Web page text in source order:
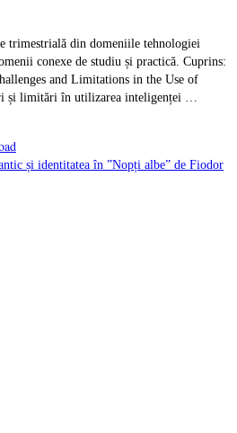
trimestrială din domeniile tehnologiei
conexe de studiu și practică. Cuprins:
and Limitations in the Use of
și limitări în utilizarea inteligenței …